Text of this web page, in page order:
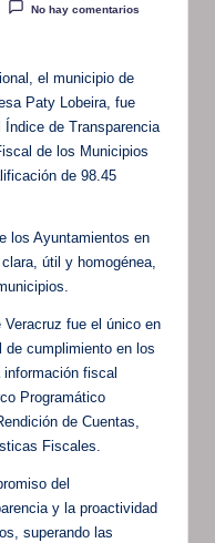
No hay comentarios
el municipio de
Paty Lobeira, fue
de Transparencia
de los Municipios
de 98.45
los Ayuntamientos en
útil y homogénea,
fue el único en
cumplimiento en los
fiscal
Programático
de Cuentas,
Fiscales.
del
y la proactividad
superando las